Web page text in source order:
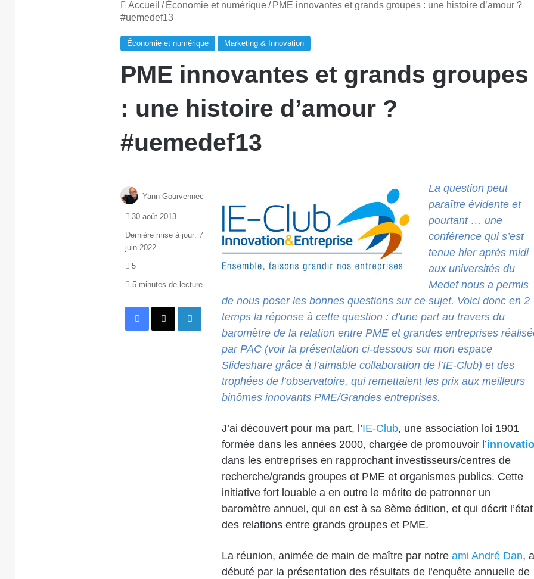
Accueil / Économie et numérique/ PME innovantes et grands groupes : une histoire d’amour ?
#uemedef13
Économie et numérique Marketing & Innovation
PME innovantes et grands groupes
: une histoire d’amour ?
#uemedef13
La question peut
paraître évidente et
pourtant … une
conférence qui s’est
tenue hier après midi
aux universités du
Medef nous a permis
de nous poser les bonnes questions sur ce sujet. Voici donc en 2
temps la réponse à cette question : d’une part au travers du
baromètre de la relation entre PME et grandes entreprises
par PAC (voir la présentation ci-dessous sur mon espace
Slideshare grâce à l’aimable collaboration de l’IE-Club) et des
trophées de l’observatoire, qui remettaient les prix aux meilleurs
binômes innovants PME/Grandes entreprises.
J’ai découvert pour ma part, l’IE-Club, une association loi 1901
formée dans les années 2000, chargée de promouvoir l’
dans les entreprises en rapprochant investisseurs/centres de
recherche/grands groupes et PME et organismes publics. Cette
initiative fort louable a en outre le mérite de patronner un
baromètre annuel, qui en est à sa 8ème édition, et qui décrit l’état
des relations entre grands groupes et PME.
La réunion, animée de main de maître par notre ami André Dan, a
débuté par la présentation des résultats de l’enquête annuelle de
Yann Gourvennec
30 août 2013
Dernière mise à jour: 7
juin 2022
5
5 minutes de lecture
Facebook
X Linkedin